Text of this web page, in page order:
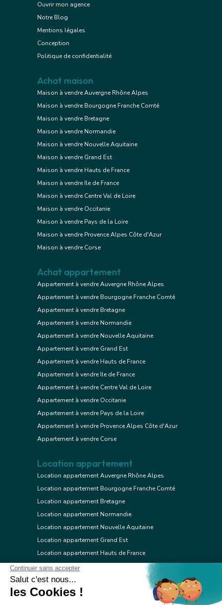
Ouvrir mon agence
Notre Blog
Mentions légales
Conception
Politique de confidentialité
Achat maison
Maison à vendre Auvergne Rhône Alpes
Maison à vendre Bourgogne Franche Comté
Maison à vendre Bretagne
Maison à vendre Normandie
Maison à vendre Nouvelle Aquitaine
Maison à vendre Grand Est
Maison à vendre Hauts de France
Maison à vendre Ile de France
Maison à vendre Centre Val de Loire
Maison à vendre Occitanie
Maison à vendre Pays de la Loire
Maison à vendre Provence Alpes Côte d'Azur
Maison à vendre Corse
Achat appartement
Appartement à vendre Auvergne Rhône Alpes
Appartement à vendre Bourgogne Franche Comté
Appartement à vendre Bretagne
Appartement à vendre Normandie
Appartement à vendre Nouvelle Aquitaine
Appartement à vendre Grand Est
Appartement à vendre Hauts de France
Appartement à vendre Ile de France
Appartement à vendre Centre Val de Loire
Appartement à vendre Occitanie
Appartement à vendre Pays de la Loire
Appartement à vendre Provence Alpes Côte d'Azur
Appartement à vendre Corse
Location appartement
Location appartement Auvergne Rhône Alpes
Location appartement Bourgogne Franche Comté
Location appartement Bretagne
Location appartement Normandie
Location appartement Nouvelle Aquitaine
Location appartement Grand Est
Location appartement Hauts de France
Location appartement Ile de France
Location appartement Centre Val de Loire
Location appartement Occitanie